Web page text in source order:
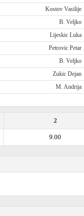
Kostov Vasilije
B. Veljko
Lijeskic Luka
Petrovic Petar
B. Veljko
Zukic Dejan
M. Andrija
2
9.00